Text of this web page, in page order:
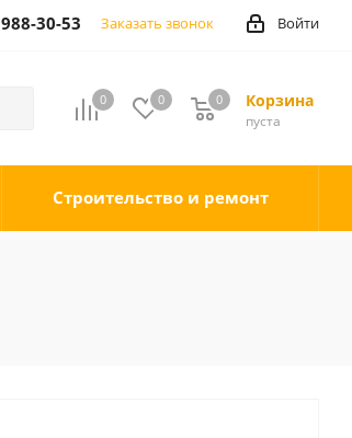
Войти
30-53 Заказать звонок
0 0 Корзина
0
пуста
0
Строительство и ремонт